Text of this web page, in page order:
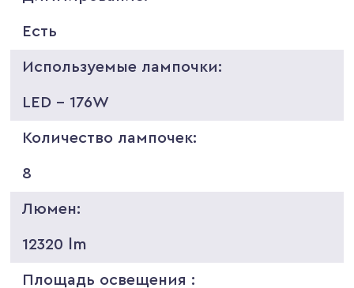
Есть
Используемые лампочки:
LED - 176W
Количество лампочек:
8
Люмен:
12320 lm
Площадь освещения :